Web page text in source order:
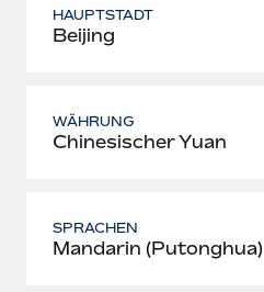
HAUPTSTADT
Beijing
WÄHRUNG
Chinesischer Yuan
SPRACHEN
Mandarin (Putonghua)